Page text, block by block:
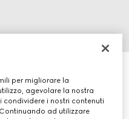
Morsetto
per migliorare la
agevolare la nostra
condividere i nostri contenuti
ad utilizzare